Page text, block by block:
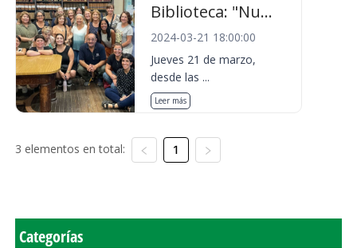
Biblioteca: "Nu...
2024-03-21 18:00:00
Jueves 21 de marzo,
desde las ...
Leer más
3 elementos en total: 1
Categorías